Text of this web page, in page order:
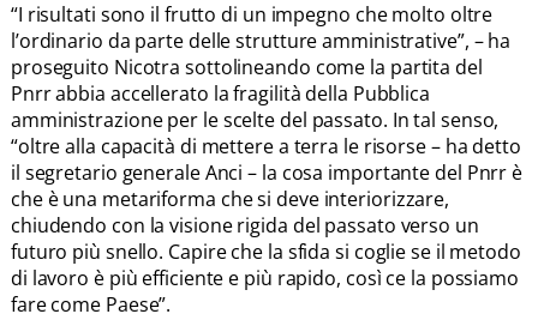
“I risultati sono il frutto di un impegno che molto oltre
l’ordinario da parte delle strutture amministrative”, – ha
proseguito Nicotra sottolineando come la partita del
Pnrr abbia accellerato la fragilità della Pubblica
amministrazione per le scelte del passato. In tal senso,
“oltre alla capacità di mettere a terra le risorse – ha detto
il segretario generale Anci – la cosa importante del Pnrr è
che è una metariforma che si deve interiorizzare,
chiudendo con la visione rigida del passato verso un
futuro più snello. Capire che la sfida si coglie se il metodo
di lavoro è più efficiente e più rapido, così ce la possiamo
fare come Paese”.